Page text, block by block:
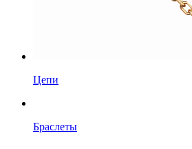
Цепи
Браслеты